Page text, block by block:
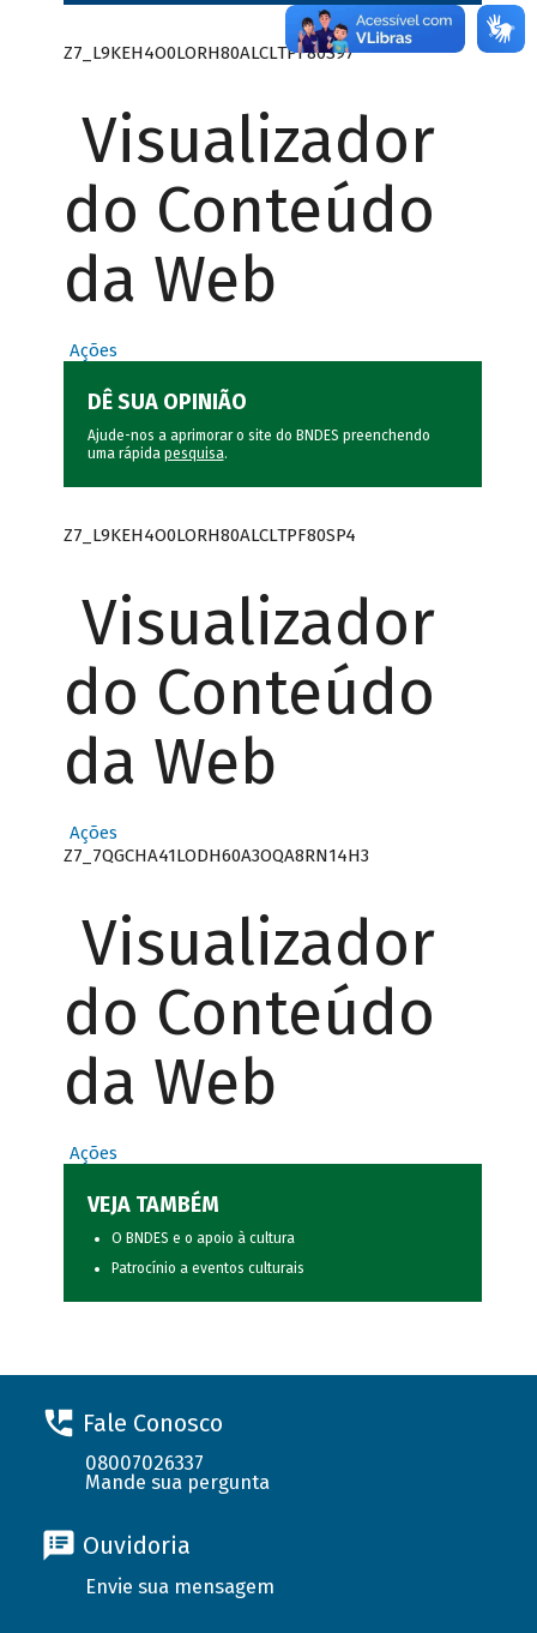
Z7_L9KEH4O0LORH80ALCLTPF80S97
Visualizador
do Conteúdo
da Web
Ações
DÊ SUA OPINIÃO
Ajude-nos a aprimorar o site do BNDES preenchendo
uma rápida pesquisa.
Z7_L9KEH4O0LORH80ALCLTPF80SP4
Visualizador
do Conteúdo
da Web
Ações
Z7_7QGCHA41LODH60A3OQA8RN14H3
Visualizador
do Conteúdo
da Web
Ações
VEJA TAMBÉM
O BNDES e o apoio à cultura
Patrocínio a eventos culturais
Fale Conosco
08007026337
Mande sua pergunta
Ouvidoria
Envie sua mensagem